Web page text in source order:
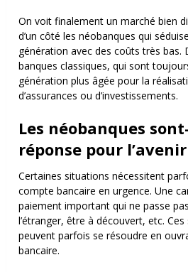
On voit finalement un marché bien
d’un côté les néobanques qui
génération avec des coûts très bas.
banques classiques, qui sont
génération plus âgée pour la
d’assurances ou d’investissements.
Les néobanques
réponse pour l’avenir
Certaines situations nécessitent
compte bancaire en urgence. Une
paiement important qui ne passe
l’étranger, être à découvert, etc.
peuvent parfois se résoudre en
bancaire.